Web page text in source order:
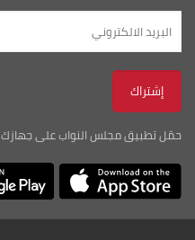
حمّل تطبيق مجلس النواب على جهازك